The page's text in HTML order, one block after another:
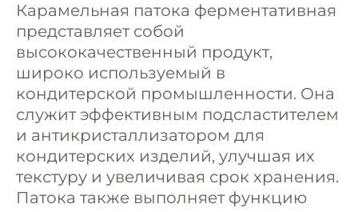
Карамельная патока ферментативная
представляет собой
высококачественный продукт,
широко используемый в
кондитерской промышленности. Она
служит эффективным подсластителем
и антикристаллизатором для
кондитерских изделий, улучшая их
текстуру и увеличивая срок хранения.
Патока также выполняет функцию